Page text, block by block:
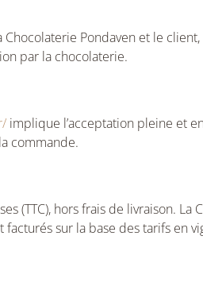
Pondaven et le
par la chocolaterie.
implique l’acceptation pleine et
commande.
(TTC), hors frais de livraison. La
sur la base des tarifs en